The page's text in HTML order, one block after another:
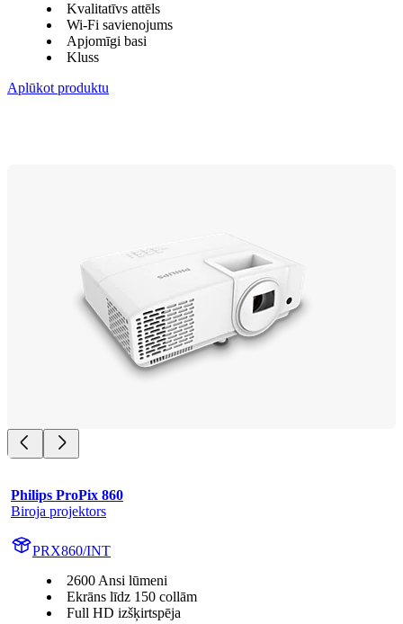
Kvalitatīvs attēls
Wi-Fi savienojums
Apjomīgi basi
Kluss
Aplūkot produktu
Philips ProPix 860
Biroja projektors
PRX860/INT
2600 Ansi lūmeni
Ekrāns līdz 150 collām
Full HD izšķirtspēja